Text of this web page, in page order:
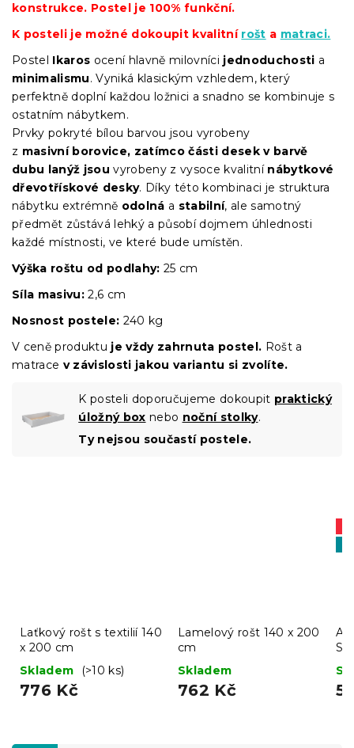
konstrukce. Postel je 100% funkční.
K posteli je možné dokoupit kvalitní rošt a matraci.
Postel Ikaros ocení hlavně milovníci jednoduchosti a
minimalismu. Vyniká klasickým vzhledem, který
perfektně doplní každou ložnici a snadno se kombinuje s
ostatním nábytkem.
Prvky pokryté bílou barvou jsou vyrobeny
z masivní borovice, zatímco části desek v barvě
dubu lanýž jsou vyrobeny z vysoce kvalitní nábytkové
dřevotřískové desky. Díky této kombinaci je struktura
nábytku extrémně odolná a stabilní, ale samotný
předmět zůstává lehký a působí dojmem úhlednosti
každé místnosti, ve které bude umístěn.
Výška roštu od podlahy:25 cm
Síla masivu: 2,6 cm
Nosnost postele: 240 kg
V ceně produktu je vždy zahrnuta postel. Rošt a
matrace v závislosti jakou variantu si zvolíte.
K posteli doporučujeme dokoupit praktický
úložný box nebo noční stolky.
Ty nejsou součastí postele.
Laťkový rošt s textilií 140
x 200 cm
Skladem
(>10 ks)
776 Kč
Lamelový rošt 140 x 200
cm
Skladem
762 Kč